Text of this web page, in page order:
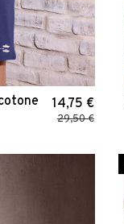
14,75 €
29,50 €